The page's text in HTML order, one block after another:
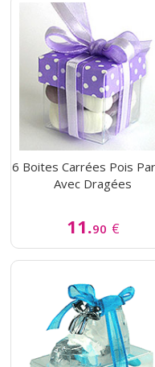
6 Boites Carrées Pois
Avec Dragées
11.90 €